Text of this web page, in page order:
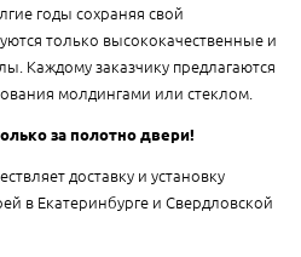
годы сохраняя свой
только высококачественные и
Каждому заказчику предлагаются
молдингами или стеклом.
за полотно двери!
доставку и установку
в Екатеринбурге и Свердловской